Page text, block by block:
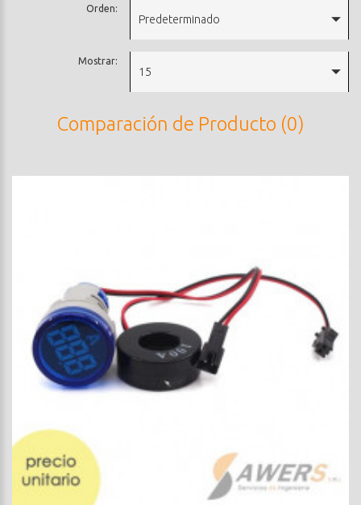
Orden:
Predeterminado
Mostrar:
15
Comparación de Producto (0)